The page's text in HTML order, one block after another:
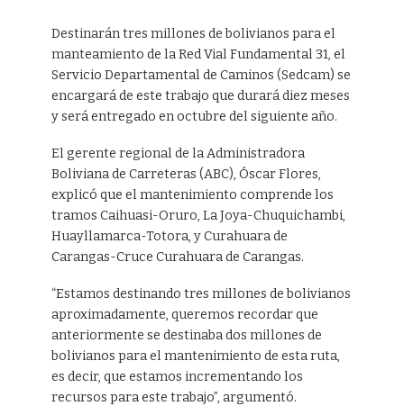
Destinarán tres millones de bolivianos para el
manteamiento de la Red Vial Fundamental 31, el
Servicio Departamental de Caminos (Sedcam) se
encargará de este trabajo que durará diez meses
y será entregado en octubre del siguiente año.
El gerente regional de la Administradora
Boliviana de Carreteras (ABC), Óscar Flores,
explicó que el mantenimiento comprende los
tramos Caihuasi-Oruro, La Joya-Chuquichambi,
Huayllamarca-Totora, y Curahuara de
Carangas-Cruce Curahuara de Carangas.
“Estamos destinando tres millones de bolivianos
aproximadamente, queremos recordar que
anteriormente se destinaba dos millones de
bolivianos para el mantenimiento de esta ruta,
es decir, que estamos incrementando los
recursos para este trabajo”, argumentó.